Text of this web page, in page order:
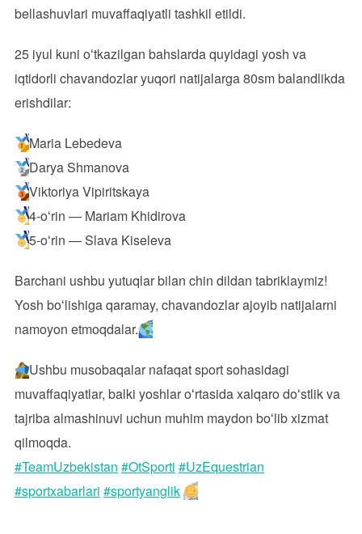
bellashuvlari muvaffaqiyatli tashkil etildi.
25 iyul kuni oʻtkazilgan bahslarda quyidagi yosh va
iqtidorli chavandozlar yuqori natijalarga 80sm balandlikda
erishdilar:
Maria Lebedeva
Darya Shmanova
Viktoriya Vipiritskaya
4-oʻrin — Mariam Khidirova
5-oʻrin — Slava Kiseleva
Barchani ushbu yutuqlar bilan chin dildan tabriklaymiz!
Yosh boʻlishiga qaramay, chavandozlar ajoyib natijalarni
namoyon etmoqdalar.
Ushbu musobaqalar nafaqat sport sohasidagi
muvaffaqiyatlar, balki yoshlar oʻrtasida xalqaro doʻstlik va
tajriba almashinuvi uchun muhim maydon boʻlib xizmat
qilmoqda.
#TeamUzbekistan #OtSporti #UzEquestrian
#sportxabarlari #sportyanglik